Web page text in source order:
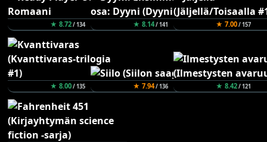
★ 8.72/ 134 ★ 8.14/ 141 ★ 7.00/ 157
★ 8.00/ 135 ★ 7.94/ 136 ★ 8.42/ 121